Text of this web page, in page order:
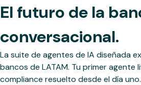
El futuro de la
conversacional.
La suite de agentes de IA diseñada
bancos de LATAM. Tu primer agente
compliance resuelto desde el día uno.